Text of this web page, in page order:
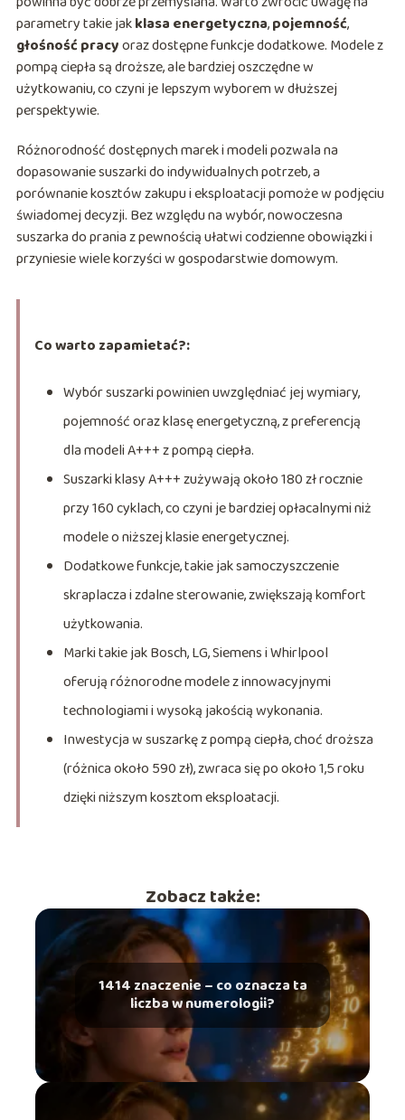
parametry takie jakklasa energetyczna,pojemność,
głośność pracyoraz dostępne funkcje dodatkowe. Modele z
pompą ciepła są droższe, ale bardziej oszczędne w
użytkowaniu, co czyni je lepszym wyborem w dłuższej
perspektywie.
Różnorodność dostępnych marek i modeli pozwala na
dopasowanie suszarki do indywidualnych potrzeb, a
porównanie kosztów zakupu i eksploatacji pomoże w podjęciu
świadomej decyzji. Bez względu na wybór, nowoczesna
suszarka do prania z pewnością ułatwi codzienne obowiązki i
przyniesie wiele korzyści w gospodarstwie domowym.
Co warto zapamietać?:
Wybór suszarki powinien uwzględniać jej wymiary,
pojemność oraz klasę energetyczną, z preferencją
dla modeli A+++ z pompą ciepła.
Suszarki klasy A+++ zużywają około 180 zł rocznie
przy 160 cyklach, co czyni je bardziej opłacalnymi niż
modele o niższej klasie energetycznej.
Dodatkowe funkcje, takie jak samoczyszczenie
skraplacza i zdalne sterowanie, zwiększają komfort
użytkowania.
Marki takie jak Bosch, LG, Siemens i Whirlpool
oferują różnorodne modele z innowacyjnymi
technologiami i wysoką jakością wykonania.
Inwestycja w suszarkę z pompą ciepła, choć droższa
(różnica około 590 zł), zwraca się po około 1,5 roku
dzięki niższym kosztom eksploatacji.
Zobacz także:
1414 znaczenie – co oznacza ta
liczba w numerologii?